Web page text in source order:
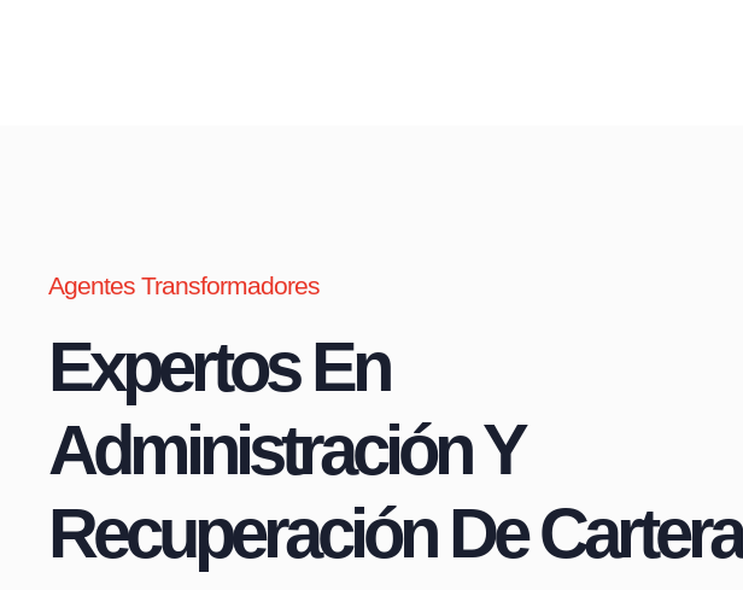
Agentes Transformadores
Expertos En
Administración Y
Recuperación De Cartera